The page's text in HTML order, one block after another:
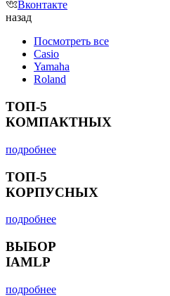
Вконтакте
назад
Посмотреть все
Casio
Yamaha
Roland
ТОП-5
КОМПАКТНЫХ
подробнее
ТОП-5
КОРПУСНЫХ
подробнее
ВЫБОР
IAMLP
подробнее